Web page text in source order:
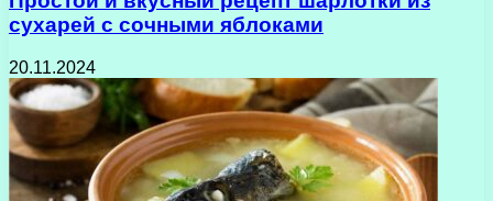
сухарей с сочными яблоками
20.11.2024